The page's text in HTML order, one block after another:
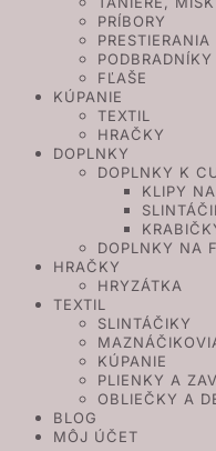
PRÍBORY
PRESTIERANIA
PODBRADNÍKY
FĽAŠE
KÚPANIE
TEXTIL
HRAČKY
DOPLNKY
DOPLNKY K
KLIPY
DOPLNKY NA
HRAČKY
HRYZÁTKA
TEXTIL
SLINTÁČIKY
KÚPANIE
PLIENKY A
OBLIEČKY A
BLOG
MÔJ ÚČET